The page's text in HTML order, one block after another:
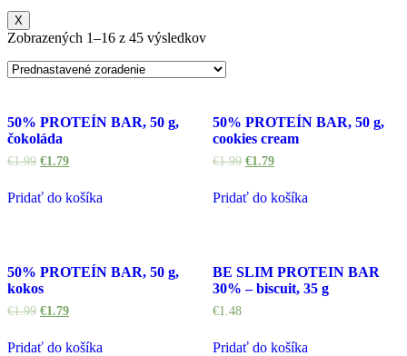
X
Zobrazených 1–16 z 45 výsledkov
50% PROTEÍN BAR, 50 g,
čokoláda
€1.99 €1.79
Pridať do košíka
50% PROTEÍN BAR, 50 g,
cookies cream
€1.99 €1.79
Pridať do košíka
50% PROTEÍN BAR, 50 g,
kokos
€1.99 €1.79
Pridať do košíka
BE SLIM PROTEIN BAR
30% – biscuit, 35 g
€1.48
Pridať do košíka